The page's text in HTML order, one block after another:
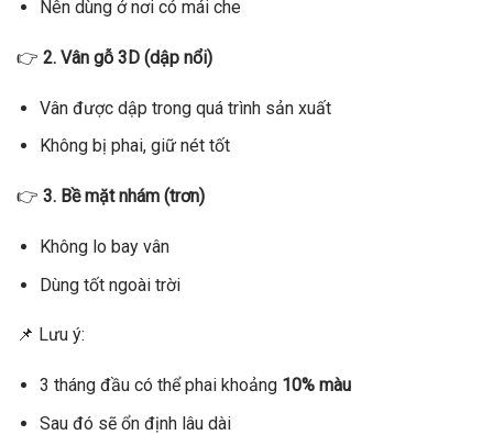
Nên dùng ở nơi có mái che
👉 2. Vân gỗ 3D (dập nổi)
Vân được dập trong quá trình sản xuất
Không bị phai, giữ nét tốt
👉 3. Bề mặt nhám (trơn)
Không lo bay vân
Dùng tốt ngoài trời
📌 Lưu ý:
3 tháng đầu có thể phai khoảng 10% màu
Sau đó sẽ ổn định lâu dài